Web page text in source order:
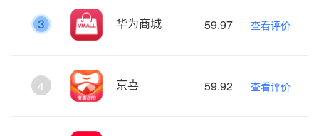
华为商城 59.97 查看评价
4 京喜 59.92 查看评价